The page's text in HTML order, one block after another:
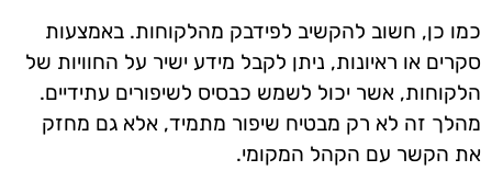
כמו כן, חשוב להקשיב לפידבק מהלקוחות. באמצעות
סקרים או ראיונות, ניתן לקבל מידע ישיר על החוויות של
הלקוחות, אשר יכול לשמש כבסיס לשיפורים עתידיים.
מהלך זה לא רק מבטיח שיפור מתמיד, אלא גם מחזק
את הקשר עם הקהל המקומי.